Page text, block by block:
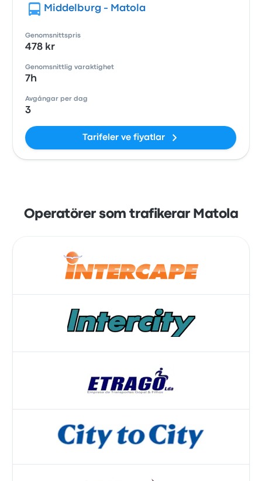
Middelburg - Matola
Genomsnittspris
478 kr
Genomsnittlig varaktighet
7h
Avgångar per dag
3
Tarifeler ve fiyatlar
Operatörer som trafikerar Matola